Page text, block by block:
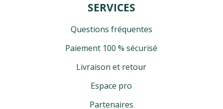
SERVICES
Questions fréquentes
Paiement 100 % sécurisé
Livraison et retour
Espace pro
Partenaires